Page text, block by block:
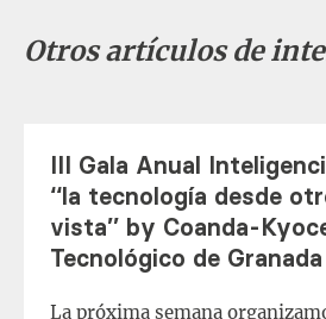
Otros artículos de
III Gala Anual
‘‘la tecnología desde
vista’’ by Coanda-
Tecnológico de Granada
La próxima semana